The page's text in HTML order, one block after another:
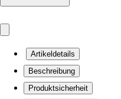
Artikeldetails
Beschreibung
Produktsicherheit